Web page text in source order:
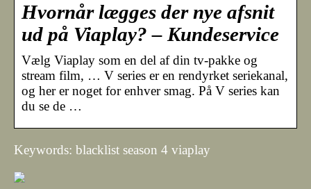
Hvornår lægges der nye afsnit
ud på Viaplay? – Kundeservice
Vælg Viaplay som en del af din tv-pakke og
stream film, … V series er en rendyrket seriekanal,
og her er noget for enhver smag. På V series kan
du se de …
Keywords: blacklist season 4 viaplay